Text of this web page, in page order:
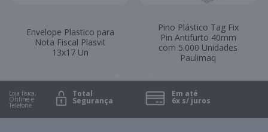
Envelope Plastico para
Nota Fiscal Plasvit
13x17 Un
Pino Plástico Tag Fix
Pin Antifurto 40mm
com 5.000 Unidades
Paulimaq
Loja física,
Online e
Telefone
Total
Segurança
Em até
6x s/ juros